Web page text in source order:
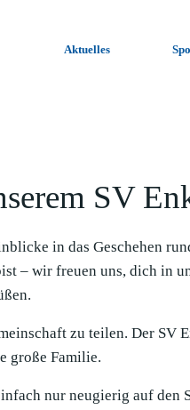
Aktuelles
SV
in das Geschehen
– wir freuen uns, dich in
zu teilen. Der SV
große Familie.
nur neugierig auf den